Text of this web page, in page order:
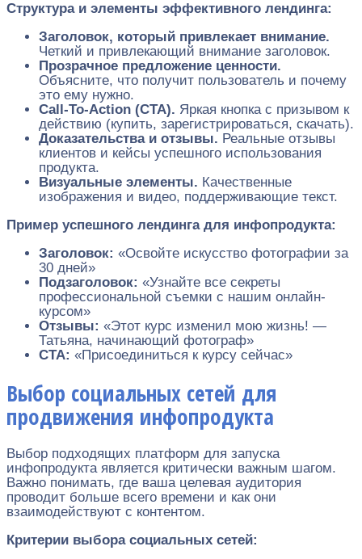
Структура и элементы эффективного лендинга:
Заголовок, который привлекает внимание.
Четкий и привлекающий внимание заголовок.
Прозрачное предложение ценности.
Объясните, что получит пользователь и почему
это ему нужно.
Call-To-Action (CTA). Яркая кнопка с призывом к
действию (купить, зарегистрироваться, скачать).
Доказательства и отзывы. Реальные отзывы
клиентов и кейсы успешного использования
продукта.
Визуальные элементы. Качественные
изображения и видео, поддерживающие текст.
Пример успешного лендинга для инфопродукта:
Заголовок: «Освойте искусство фотографии за
30 дней»
Подзаголовок: «Узнайте все секреты
профессиональной съемки с нашим онлайн-
курсом»
Отзывы: «Этот курс изменил мою жизнь! —
Татьяна, начинающий фотограф»
CTA: «Присоединиться к курсу сейчас»
Выбор социальных сетей для
продвижения инфопродукта
Выбор подходящих платформ для запуска
инфопродукта является критически важным шагом.
Важно понимать, где ваша целевая аудитория
проводит больше всего времени и как они
взаимодействуют с контентом.
Критерии выбора социальных сетей: